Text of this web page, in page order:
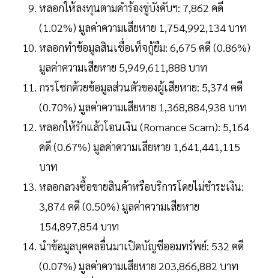
หลอกให้ลงทุนตามคำร้องขู่บังคับฯ: 7,862 คดี
(1.02%) มูลค่าความเสียหาย 1,754,992,134 บาท
หลอกทำข้อมูลสินเชื่อเท็จกู้ยืม: 6,675 คดี (0.86%)
มูลค่าความเสียหาย 5,949,611,888 บาท
กรรโชกด้วยข้อมูลส่วนตัวของผู้เสียหาย: 5,374 คดี
(0.70%) มูลค่าความเสียหาย 1,368,884,938 บาท
หลอกให้รักแล้วโอนเงิน (Romance Scam): 5,164
คดี (0.67%) มูลค่าความเสียหาย 1,641,441,115
บาท
หลอกลวงซื้อขายสินค้าหรือบริการโดยไม่ชำระเงิน:
3,874 คดี (0.50%) มูลค่าความเสียหาย
154,897,854 บาท
นำข้อมูลบุคคลอื่นมาเปิดบัญชีออมทรัพย์: 532 คดี
(0.07%) มูลค่าความเสียหาย 203,866,882 บาท